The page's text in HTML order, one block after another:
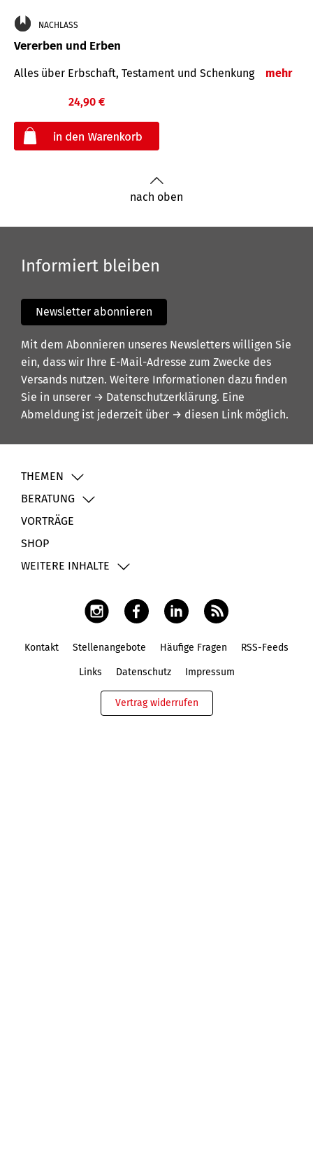
NACHLASS
Vererben und Erben
Alles über Erbschaft, Testament und Schenkung mehr
24,90 €
nach oben
Informiert bleiben
Newsletter abonnieren
Mit dem Abonnieren unseres Newsletters willigen Sie
ein, dass wir Ihre E-Mail-Adresse zum Zwecke des
Versands nutzen. Weitere Informationen dazu finden
Sie in unserer → Datenschutzerklärung. Eine
Abmeldung ist jederzeit über → diesen Link möglich.
THEMEN
BERATUNG
VORTRÄGE
SHOP
WEITERE INHALTE
Kontakt Stellenangebote Häufige Fragen RSS-Feeds
Links Datenschutz Impressum
Vertrag widerrufen